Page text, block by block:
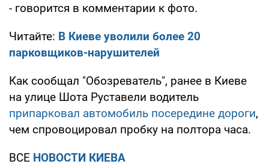
- говорится в комментарии к фото.
Читайте: В Киеве уволили более 20
парковщиков-нарушителей
Как сообщал "Обозреватель", ранее в Киеве
на улице Шота Руставели водитель
припарковал автомобиль посередине дороги,
чем спровоцировал пробку на полтора часа.
ВСЕ НОВОСТИ КИЕВА